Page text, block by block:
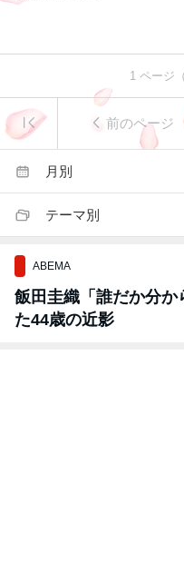
1 ページ
前のページ
月別
テーマ別
ABEMA
飯田圭織「誰だか分か
た44歳の近影